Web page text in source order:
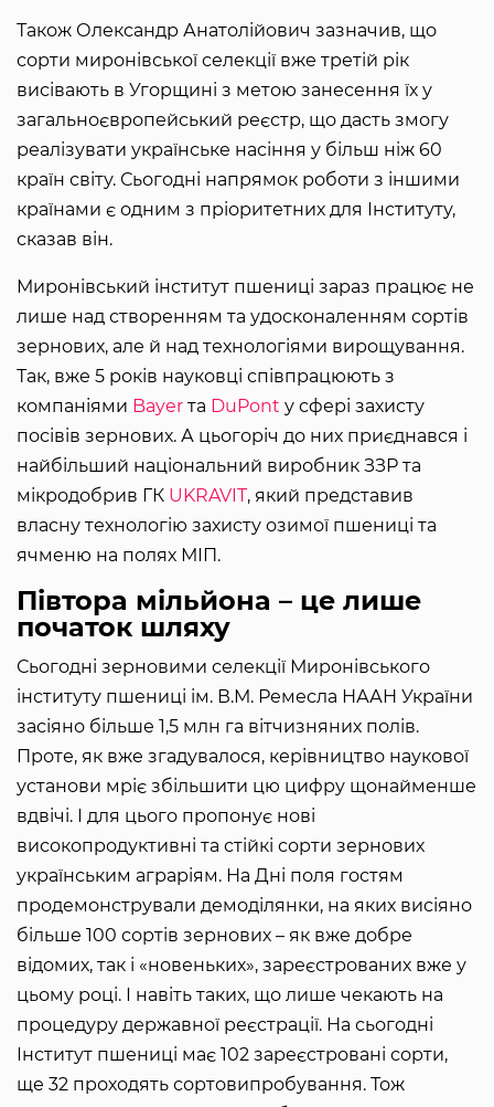
Також Олександр Анатолійович зазначив, що
сорти миронівської селекції вже третій рік
висівають в Угорщині з метою занесення їх у
загальноєвропейський реєстр, що дасть змогу
реалізувати українське насіння у більш ніж 60
країн світу. Сьогодні напрямок роботи з іншими
країнами є одним з пріоритетних для Інституту,
сказав він.
Миронівський інститут пшениці зараз працює не
лише над створенням та удосконаленням сортів
зернових, але й над технологіями вирощування.
Так, вже 5 років науковці співпрацюють з
компаніями Bayer та DuPont у сфері захисту
посівів зернових. А цьогоріч до них приєднався і
найбільший національний виробник ЗЗР та
мікродобрив ГК UKRAVIT, який представив
власну технологію захисту озимої пшениці та
ячменю на полях МІП.
Півтора мільйона – це лише
початок шляху
Сьогодні зерновими селекції Миронівського
інституту пшениці ім. В.М. Ремесла НААН України
засіяно більше 1,5 млн га вітчизняних полів.
Проте, як вже згадувалося, керівництво наукової
установи мріє збільшити цю цифру щонайменше
вдвічі. І для цього пропонує нові
високопродуктивні та стійкі сорти зернових
українським аграріям. На Дні поля гостям
продемонстрували демоділянки, на яких висіяно
більше 100 сортів зернових – як вже добре
відомих, так і «новеньких», зареєстрованих вже у
цьому році. І навіть таких, що лише чекають на
процедуру державної реєстрації. На сьогодні
Інститут пшениці має 102 зареєстровані сорти,
ще 32 проходять сортовипробування. Тож